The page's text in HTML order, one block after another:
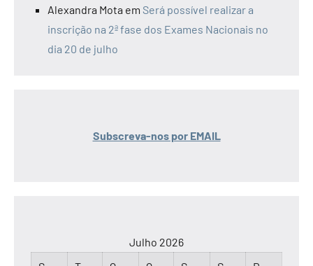
Alexandra Mota em Será possível realizar a
inscrição na 2ª fase dos Exames Nacionais no
dia 20 de julho
Subscreva-nos por EMAIL
Julho 2026